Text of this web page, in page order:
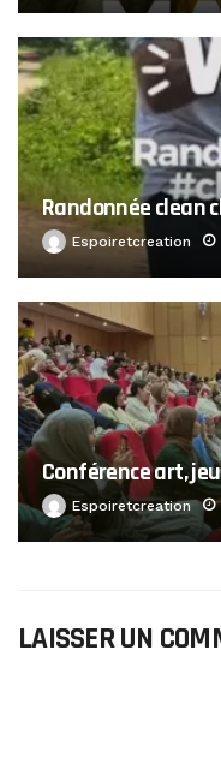
Randonnée clean
Espoiretcreation
Conférence art,
Espoiretcreation
LAISSER UN